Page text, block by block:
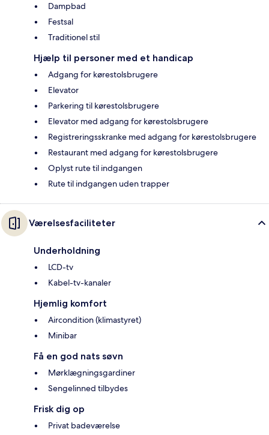
Dampbad
Festsal
Traditionel stil
Hjælp til personer med et handicap
Adgang for kørestolsbrugere
Elevator
Parkering til kørestolsbrugere
Elevator med adgang for kørestolsbrugere
Registreringsskranke med adgang for kørestolsbrugere
Restaurant med adgang for kørestolsbrugere
Oplyst rute til indgangen
Rute til indgangen uden trapper
Værelsesfaciliteter
Underholdning
LCD-tv
Kabel-tv-kanaler
Hjemlig komfort
Aircondition (klimastyret)
Minibar
Få en god nats søvn
Mørklægningsgardiner
Sengelinned tilbydes
Frisk dig op
Privat badeværelse